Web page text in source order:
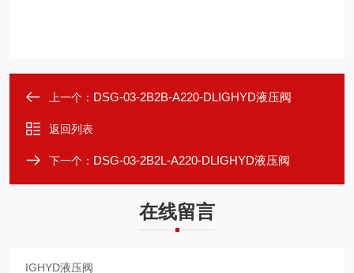
上一个： DSG-03-2B2B-A220-DLIGHYD液压阀
返回列表
下一个： DSG-03-2B2L-A220-DLIGHYD液压阀
在线留言